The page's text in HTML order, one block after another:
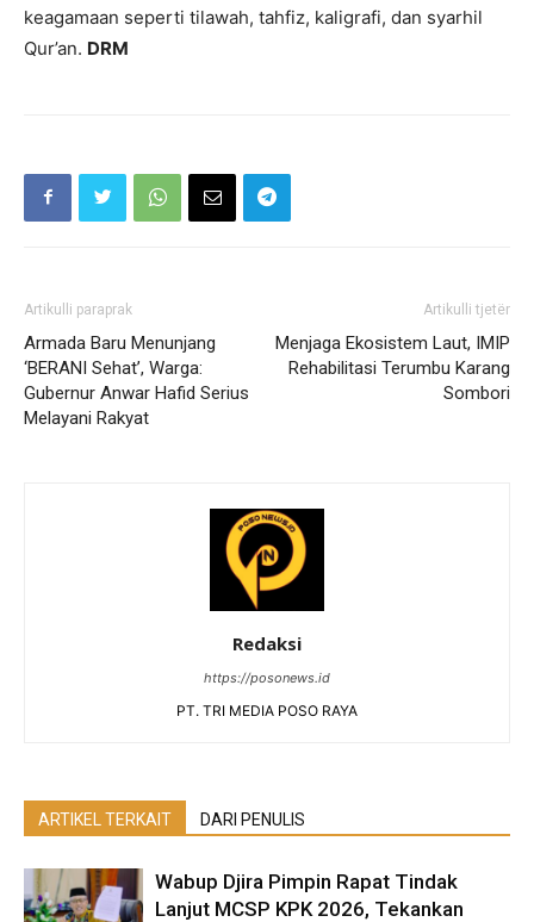
keagamaan seperti tilawah, tahfiz, kaligrafi, dan syarhil
Qur’an. DRM
Artikulli paraprak
Armada Baru Menunjang
‘BERANI Sehat’, Warga:
Gubernur Anwar Hafid Serius
Melayani Rakyat
Artikulli tjetër
Menjaga Ekosistem Laut, IMIP
Rehabilitasi Terumbu Karang
Sombori
Redaksi
https://posonews.id
PT. TRI MEDIA POSO RAYA
ARTIKEL TERKAIT DARI PENULIS
Wabup Djira Pimpin Rapat Tindak
Lanjut MCSP KPK 2026, Tekankan